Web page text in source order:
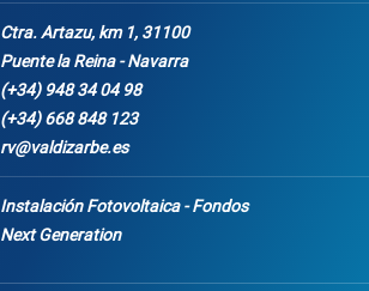
Ctra. Artazu, km 1, 31100
Puente la Reina - Navarra
(+34) 948 34 04 98
(+34) 668 848 123
rv@valdizarbe.es
Instalación Fotovoltaica - Fondos
Next Generation